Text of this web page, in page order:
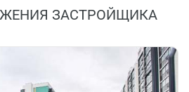
ЗАСТРОЙЩИКА